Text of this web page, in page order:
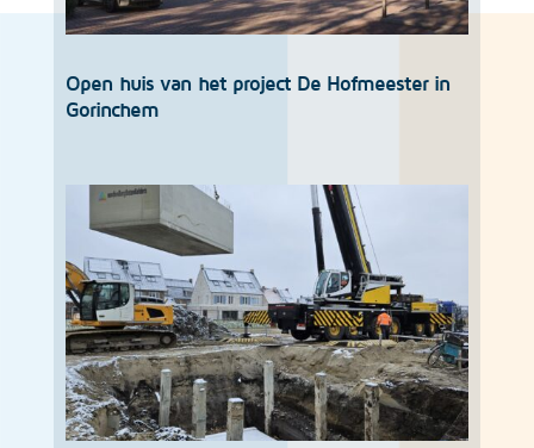
Open huis van het project De Hofmeester in
Gorinchem